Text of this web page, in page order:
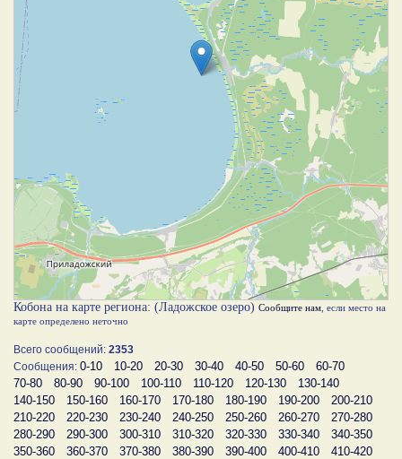
Кобона на карте региона: (Ладожское озеро) Сообщите нам , если место на
карте определено неточно
Всего сообщений: 2353
Сообщения: 0-10 10-20 20-30 30-40 40-50 50-60
60-70
70-80
80-90 90-100 100-110 110-120 120-130
130-140
140-150
150-160 160-170 170-180 180-190 190-200
200-210
210-220
220-230 230-240 240-250 250-260 260-270
270-280
280-290
290-300 300-310 310-320 320-330 330-340
340-350
350-360
360-370 370-380 380-390 390-400 400-410
410-420